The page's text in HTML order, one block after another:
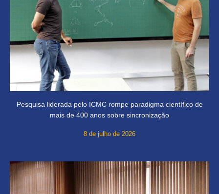
Pesquisa liderada pelo ICMC rompe paradigma científico de
mais de 400 anos sobre sincronização
8 de julho de 2026